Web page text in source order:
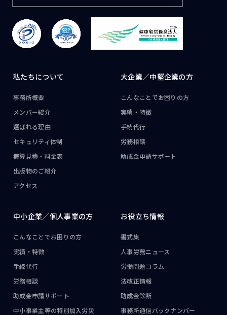
私たちについて
事務所概要
メンバー紹介
選ばれる理由
セキュリティ体制
概算見積・料金表
出版物のご紹介
アクセス
大企業／中堅企業の方
こんなことでお困りの方
実績・特徴
手続代行
労務相談
助成金申請サポート
中小企業／個人事業の方
こんなことでお困りの方
実績・特徴
手続代行
労務相談
助成金申請サポート
中小事業主等の特別加入労災
お役立ち情報
書式集
人事労務ニュース
労働問題コラム
法改正情報
助成金診断
事務所通信バックナンバー